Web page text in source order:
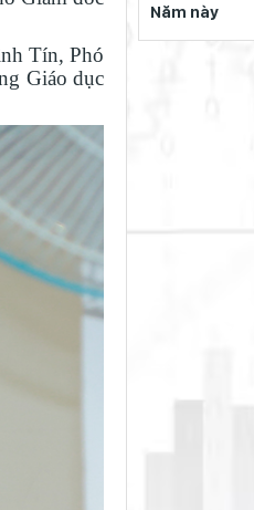
Tín, Phó
Giáo dục
truyền viên
– Khu vực II
Năm này